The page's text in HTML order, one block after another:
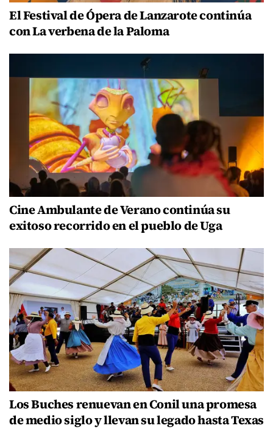
El Festival de Ópera de Lanzarote continúa
con La verbena de la Paloma
Cine Ambulante de Verano continúa su
exitoso recorrido en el pueblo de Uga
Los Buches renuevan en Conil una promesa
de medio siglo y llevan su legado hasta Texas